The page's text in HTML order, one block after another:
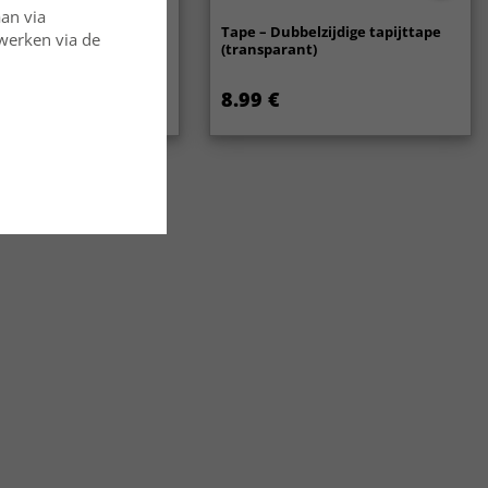
- Hamilton
Tape – Dubbelzijdige tapijttape
(transparant)
8.99 €
via
via de